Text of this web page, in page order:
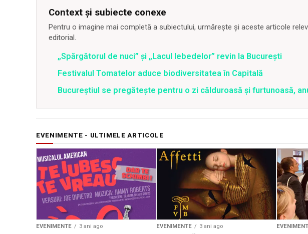
Context și subiecte conexe
Pentru o imagine mai completă a subiectului, urmărește și aceste articole
editorial.
„Spărgătorul de nuci” și „Lacul lebedelor” revin la București
Festivalul Tomatelor aduce biodiversitatea în Capitală
Bucureștiul se pregătește pentru o zi călduroasă și furtunoasă,
EVENIMENTE - ULTIMELE ARTICOLE
EVENIMENTE 3 ani ago EVENIMENTE 3 ani ago